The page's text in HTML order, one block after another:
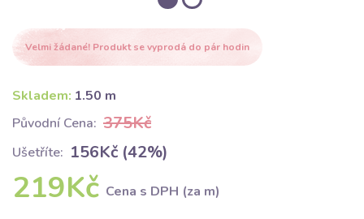
Velmi žádané! Produkt se vyprodá do pár hodin
Skladem: 1.50 m
Původní Cena: 375Kč
Ušetříte: 156Kč (42%)
219Kč Cena s DPH (za m)